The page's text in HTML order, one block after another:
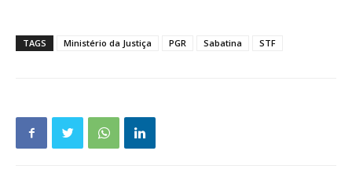
TAGS Ministério da Justiça PGR Sabatina STF